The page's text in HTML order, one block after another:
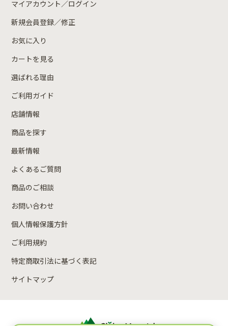
マイアカウント／ログイン
新規会員登録／修正
お気に入り
カートを見る
選ばれる理由
ご利用ガイド
店舗情報
商品を探す
最新情報
よくあるご質問
商品のご相談
お問い合わせ
個人情報保護方針
ご利用規約
特定商取引法に基づく表記
サイトマップ